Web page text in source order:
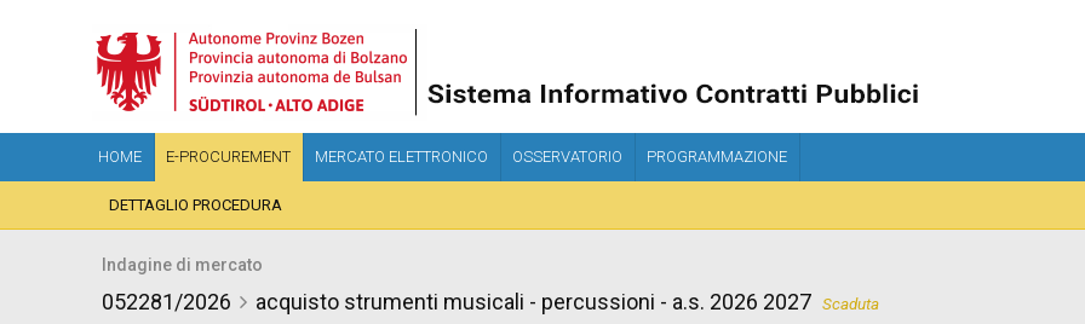
HOME E-PROCUREMENT MERCATO ELETTRONICO OSSERVATORIO PROGRAMMAZIONE
DETTAGLIO PROCEDURA
Indagine di mercato
052281/2026 acquisto strumenti musicali - percussioni - a.s. 2026 2027 Scaduta